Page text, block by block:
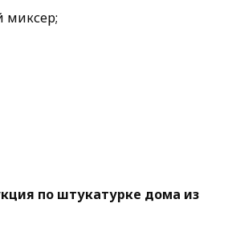
миксер;
по штукатурке дома из